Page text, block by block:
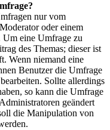
nur vom
oder einem
Um eine Umfrage zu
des Themas; dieser ist
Wenn niemand eine
Benutzer die Umfrage
Sollte allerdings
so kann die Umfrage
geändert
die Manipulation von